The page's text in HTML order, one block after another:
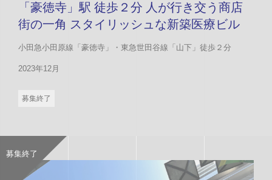
「豪徳寺」駅 徒歩２分 人が行き交う商店
街の一角 スタイリッシュな新築医療ビル
小田急小田原線「豪徳寺」・東急世田谷線「山下」徒歩２分
2023年12月
募集終了
募集終了